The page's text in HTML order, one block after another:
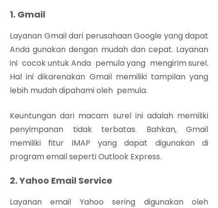
1. Gmail
Layanan Gmail dari perusahaan Google yang dapat
Anda gunakan dengan mudah dan cepat. Layanan
ini cocok untuk Anda pemula yang mengirim surel.
Hal ini dikarenakan Gmail memiliki tampilan yang
lebih mudah dipahami oleh pemula.
Keuntungan dari macam surel ini adalah memiliki
penyimpanan tidak terbatas. Bahkan, Gmail
memiliki fitur IMAP yang dapat digunakan di
program email seperti Outlook Express.
2. Yahoo Email Service
Layanan email Yahoo sering digunakan oleh